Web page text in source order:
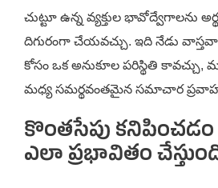
చుట్టూ ఉన్న వ్యక్తుల భావోద్వేగాలను
దిగురంగా చేయవచ్చు. ఇది నేడు
కోసం ఒక అనుకూల పరిస్థితి
మధ్య సమర్థవంతమైన సమాచార
కొంతసేపు
ఎలా ప్రభావితం